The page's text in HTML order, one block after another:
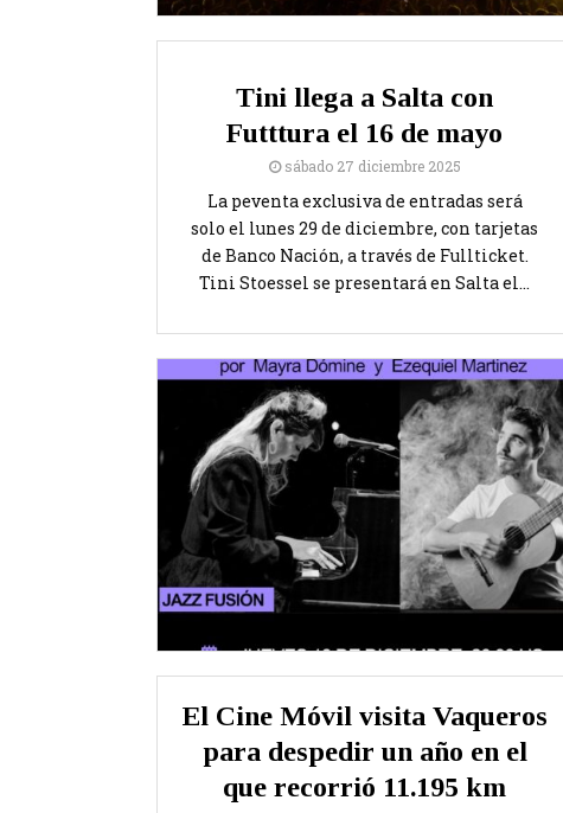
Tini llega a Salta con
Futttura el 16 de mayo
sábado 27 diciembre 2025
La peventa exclusiva de entradas será
solo el lunes 29 de diciembre, con tarjetas
de Banco Nación, a través de Fullticket.
Tini Stoessel se presentará en Salta el...
El Cine Móvil visita Vaqueros
para despedir un año en el
que recorrió 11.195 km